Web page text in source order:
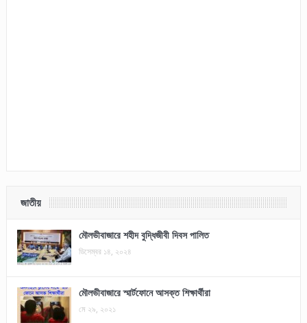
জাতীয়
মৌলভীবাজারে শহীদ বুদ্ধিজীবী দিবস পালিত
ডিসেম্বর ১৪, ২০২৪
মৌলভীবাজারে স্মার্টফোনে আসক্ত শিক্ষার্থীরা
মে ২৯, ২০২১